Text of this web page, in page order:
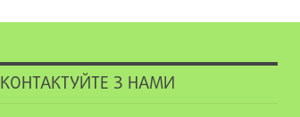
КОНТАКТУЙТЕ З НАМИ